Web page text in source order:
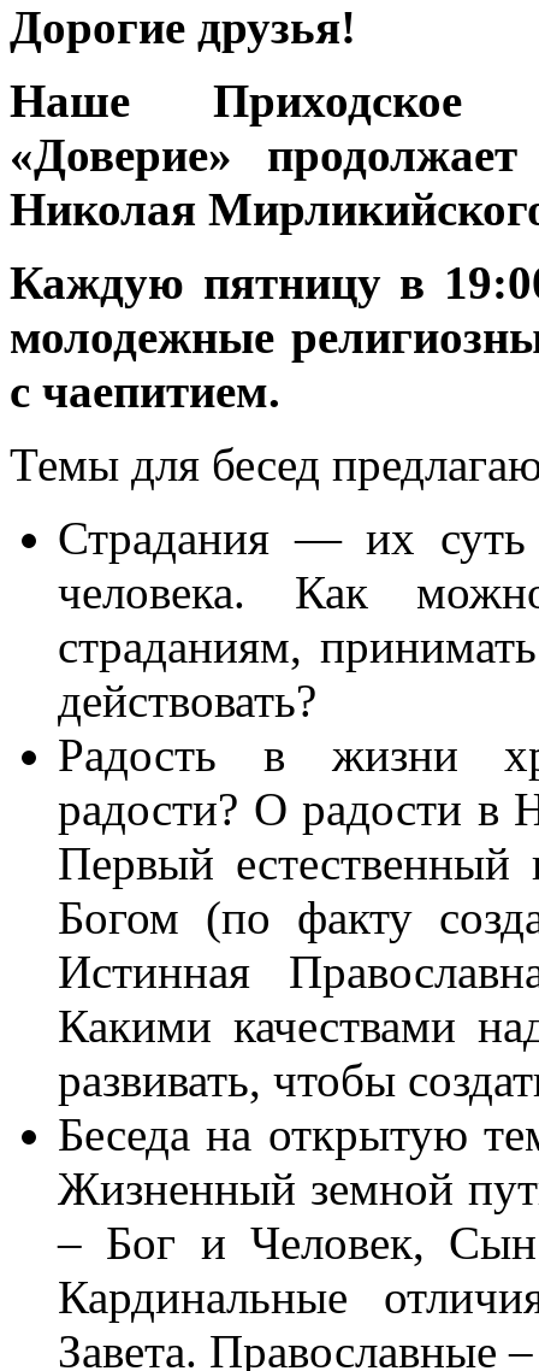
Дорогие друзья!
Наше Приходское
«Доверие»
Николая
Каждую пятницу в
молодежные
с чаепитием.
Темы для бесед
Страдания — их
человека. Как
страданиям,
действовать?
Радость в жизни
радости? О радости в
Первый
Богом (по факту
Истинная
Какими качествами
развивать, чтобы
Беседа на открытую
Жизненный земной
– Бог и Человек,
Кардинальные
Завета. Православные